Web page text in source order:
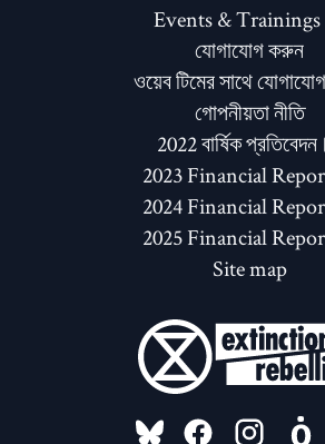
Events & Trainings
যোগাযোগ করুন
ওয়েব টিমের সাথে
গোপনীয়তা নীতি
2022 বার্ষিক প্রতিবেদন
2023 Financial
2024 Financial
2025 Financial
Site map
FOLLOW US